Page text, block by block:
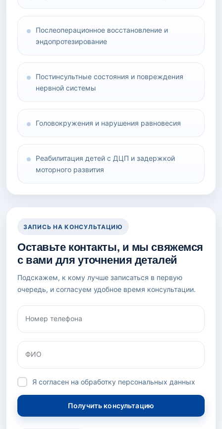
Послеоперационное восстановление и
эндопротезирование
Постинсультные состояния и повреждения
нервной системы
Головокружения и нарушения равновесия
Реабилитация детей с ДЦП и задержкой
моторного развития
ЗАПИСЬ НА КОНСУЛЬТАЦИЮ
Оставьте контакты, и мы свяжемся
с вами для уточнения деталей
Подскажем, к кому лучше записаться в первую
очередь, и согласуем удобное время консультации.
Номер телефона
ФИО
Я согласен на обработку персональных данных
Получить консультацию